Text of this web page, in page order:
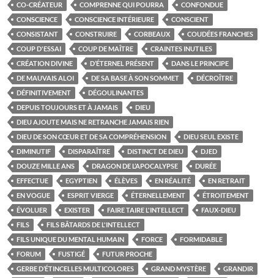
CO-CRÉATEUR COMPRENNE QUI POURRA
CONFONDUE
CONSCIENCE
CONSCIENCE INTÉRIEURE
CONSCIENT
CONSISTANT
CONSTRUIRE CORBEAUX
COUDÉES FRANCHES
COUP D'ESSAI
COUP DE MAÎTRE
CRAINTES INUTILES
CRÉATION DIVINE
D’ÉTERNEL PRÉSENT
DANS LE PRINCIPE
DE MAUVAIS ALOI
DE SA BASE À SON SOMMET
DÉCROÎTRE
DÉFINITIVEMENT
DÉGOULINANTES
DEPUIS TOUJOURS ET À JAMAIS
DIEU
DIEU AJOUTE MAIS NE RETRANCHE JAMAIS RIEN
DIEU DE SON CŒUR ET DE SA COMPRÉHENSION
DIEU SEUL EXISTE
DIMINUTIF
DISPARAÎTRE DISTINCT DE DIEU
DJED
DOUZE MILLE ANS
DRAGON DE L’APOCALYPSE
DURÉE
EFFECTUE
EGYPTIEN ÉLÈVES EN RÉALITÉ
EN RETRAIT
EN VOGUE
ESPRIT VIERGE ÉTERNELLEMENT
ÉTROITEMENT
ÉVOLUER
EXISTER FAIRE TAIRE L'INTELLECT
FAUX-DIEU
FILS
FILS BÂTARDS DE L'INTELLECT
FILS UNIQUE DU MENTAL HUMAIN
FORCE
FORMIDABLE
FORUM
FUSTIGÉ
FUTUR PROCHE
GERBE D’ÉTINCELLES MULTICOLORES
GRAND MYSTÈRE
GRANDIR